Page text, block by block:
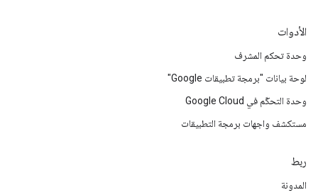
الأدوات
وحدة تحكم المشرف
لوحة بيانات "برمجة تطبيقات Google"
وحدة التحكّم في Google Cloud
مستكشف واجهات برمجة التطبيقات
ربط
المدونة